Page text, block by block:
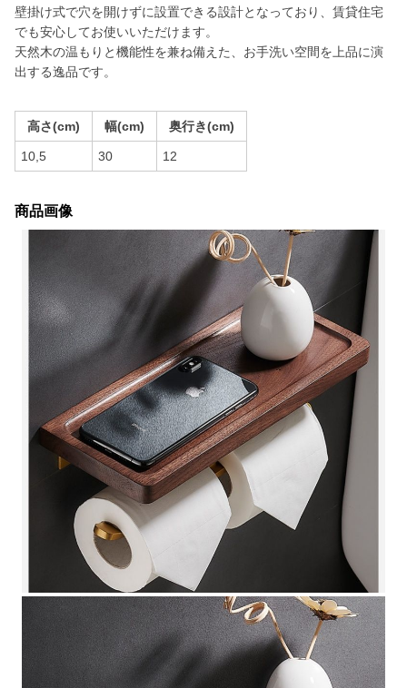
壁掛け式で穴を開けずに設置できる設計となっており、賃貸住宅
でも安心してお使いいただけます。
天然木の温もりと機能性を兼ね備えた、お手洗い空間を上品に演
出する逸品です。
高さ(cm) 幅(cm) 奥行き(cm)
10,5 30 12
商品画像